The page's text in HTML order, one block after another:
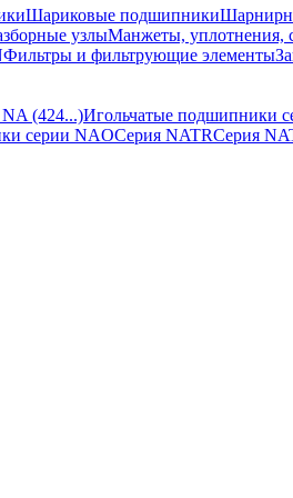
Шариковые подшипники
узлыМанжеты, уплотнения,
Фильтры и фильтрующие элементы
(424...)Игольчатые подшипники
серии NAOСерия NATRСерия